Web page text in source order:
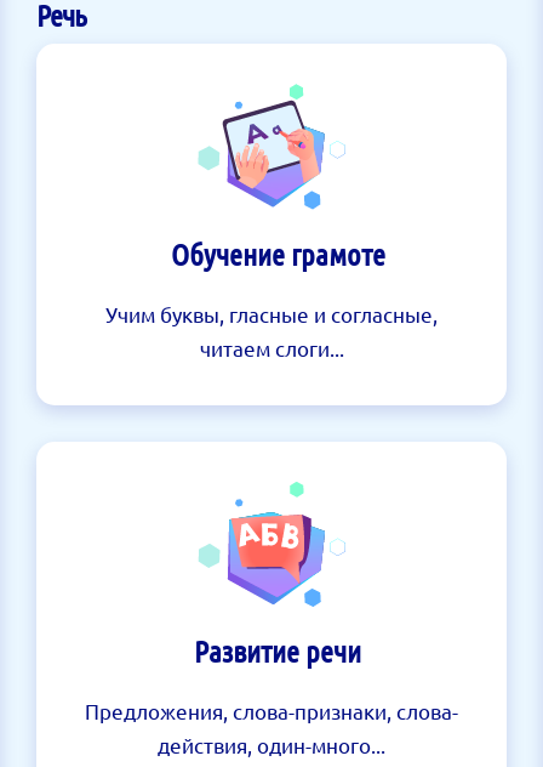
Речь
Обучение грамоте
Учим буквы, гласные и согласные,
читаем слоги...
Развитие речи
Предложения, слова-признаки, слова-
действия, один-много...